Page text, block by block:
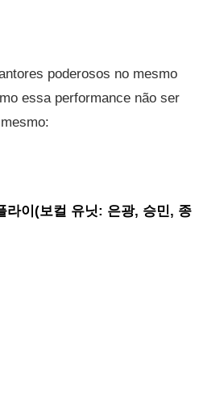
poderosos no mesmo
essa performance não ser
라이(보컬 유닛: 은광, 승민, 종